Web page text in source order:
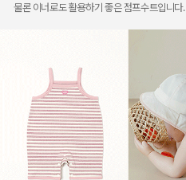
물론 이너로도 활용하기 좋은 점프수트입니다.